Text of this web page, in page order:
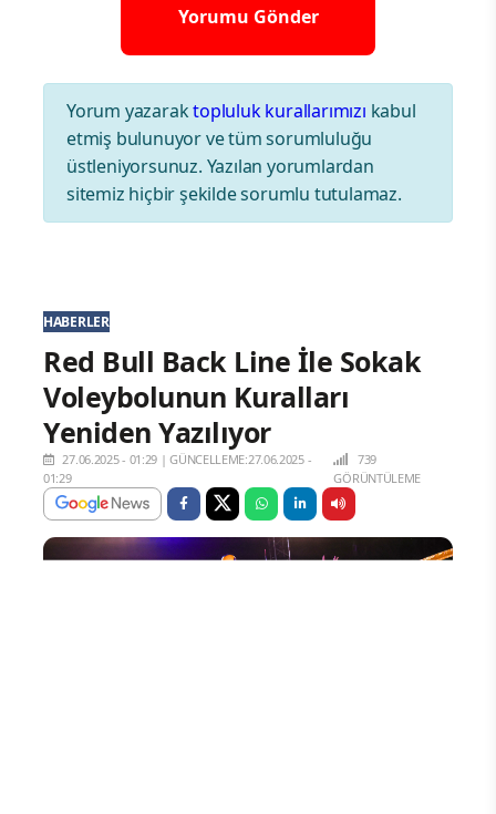
Yorum yazaraktopluluk kurallarımızı kabul
etmiş bulunuyor ve tüm sorumluluğu
üstleniyorsunuz. Yazılan yorumlardan
sitemiz hiçbir şekilde sorumlu tutulamaz.
HABERLER
Red Bull Back Line İle Sokak
Voleybolunun Kuralları
Yeniden Yazılıyor
27.06.2025 - 01:29 |GÜNCELLEME:27.06.2025 -
01:29
739
GÖRÜNTÜLEME